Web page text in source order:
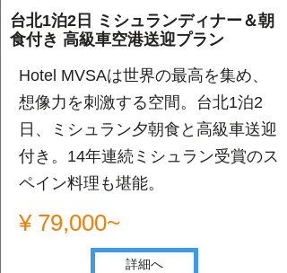
台北1泊2日 ミシュランディナー＆朝
食付き 高級車空港送迎プラン
Hotel MVSAは世界の最高を集め、
想像力を刺激する空間。台北1泊2
日、ミシュラン夕朝食と高級車送迎
付き。14年連続ミシュラン受賞のス
ペイン料理も堪能。
¥ 79,000~
詳細へ